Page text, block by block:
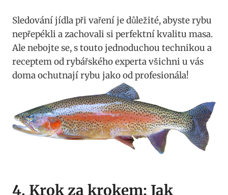
Sledování jídla při ‌vaření ⁤je ⁢důležité, abyste rybu
nepřepékli a zachovali si perfektní kvalitu masa.​
Ale nebojte ⁣se, s⁤ touto jednoduchou technikou a
‍receptem od ‌rybářského⁤ experta​ všichni u vás
doma ochutnají ⁣rybu jako od ⁣profesionála!
4. Krok ⁢za krokem: Jak